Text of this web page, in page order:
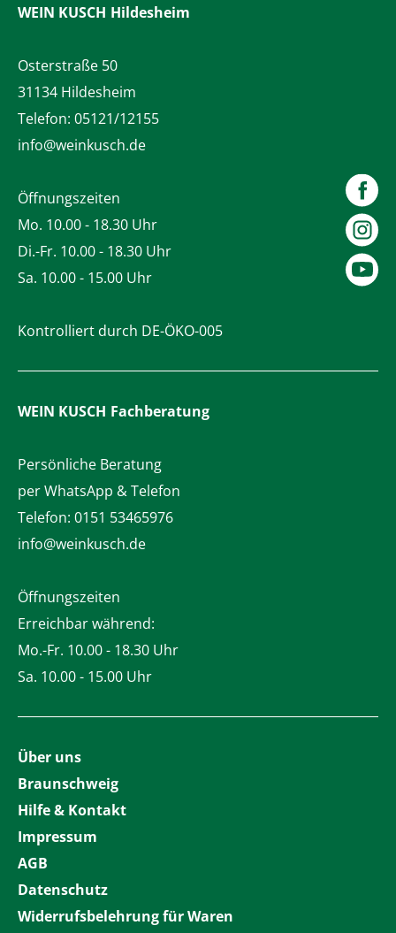
WEIN KUSCH Hildesheim
Osterstraße 50
31134 Hildesheim
Telefon: 05121/12155
info@weinkusch.de
Öffnungszeiten
Mo. 10.00 - 18.30 Uhr
Di.-Fr. 10.00 - 18.30 Uhr
Sa. 10.00 - 15.00 Uhr
Kontrolliert durch DE-ÖKO-005
WEIN KUSCH Fachberatung
Persönliche Beratung
per WhatsApp & Telefon
Telefon: 0151 53465976
info@weinkusch.de
Öffnungszeiten
Erreichbar während:
Mo.-Fr. 10.00 - 18.30 Uhr
Sa. 10.00 - 15.00 Uhr
Über uns
Braunschweig
Hilfe & Kontakt
Impressum
AGB
Datenschutz
Widerrufsbelehrung für Waren